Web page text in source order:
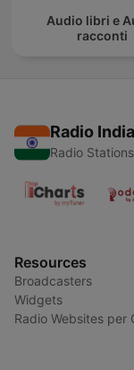
Audio libri e
racconti
Radio India
Radio
Resources
Broadcasters
Widgets
Radio Websites per